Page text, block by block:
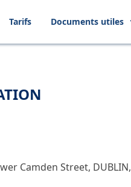
Tarifs Documents utiles
Camden Street,